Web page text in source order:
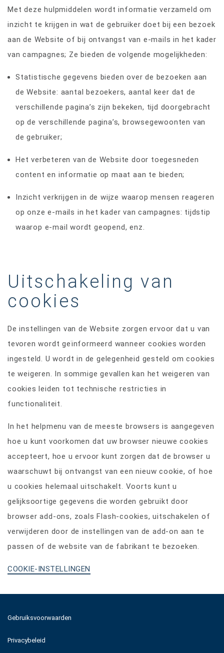
Met deze hulpmiddelen wordt informatie verzameld om
inzicht te krijgen in wat de gebruiker doet bij een bezoek
aan de Website of bij ontvangst van e-mails in het kader
van campagnes; Ze bieden de volgende mogelijkheden:
Statistische gegevens bieden over de bezoeken aan
de Website: aantal bezoekers, aantal keer dat de
verschillende pagina’s zijn bekeken, tijd doorgebracht
op de verschillende pagina’s, browsegewoonten van
de gebruiker;
Het verbeteren van de Website door toegesneden
content en informatie op maat aan te bieden;
Inzicht verkrijgen in de wijze waarop mensen reageren
op onze e-mails in het kader van campagnes: tijdstip
waarop e-mail wordt geopend, enz.
Uitschakeling van
cookies
De instellingen van de Website zorgen ervoor dat u van
tevoren wordt geïnformeerd wanneer cookies worden
ingesteld. U wordt in de gelegenheid gesteld om cookies
te weigeren. In sommige gevallen kan het weigeren van
cookies leiden tot technische restricties in
functionaliteit.
In het helpmenu van de meeste browsers is aangegeven
hoe u kunt voorkomen dat uw browser nieuwe cookies
accepteert, hoe u ervoor kunt zorgen dat de browser u
waarschuwt bij ontvangst van een nieuw cookie, of hoe
u cookies helemaal uitschakelt. Voorts kunt u
gelijksoortige gegevens die worden gebruikt door
browser add-ons, zoals Flash-cookies, uitschakelen of
verwijderen door de instellingen van de add-on aan te
passen of de website van de fabrikant te bezoeken.
COOKIE-INSTELLINGEN
Gebruiksvoorwaarden
Privacybeleid